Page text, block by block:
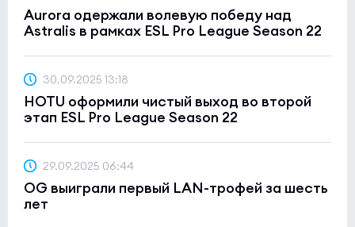
Aurora одержали волевую победу над
Astralis в рамках ESL Pro League Season 22
30.09.2025 13:18
HOTU оформили чистый выход во второй
этап ESL Pro League Season 22
29.09.2025 06:44
OG выиграли первый LAN-трофей за шесть
лет